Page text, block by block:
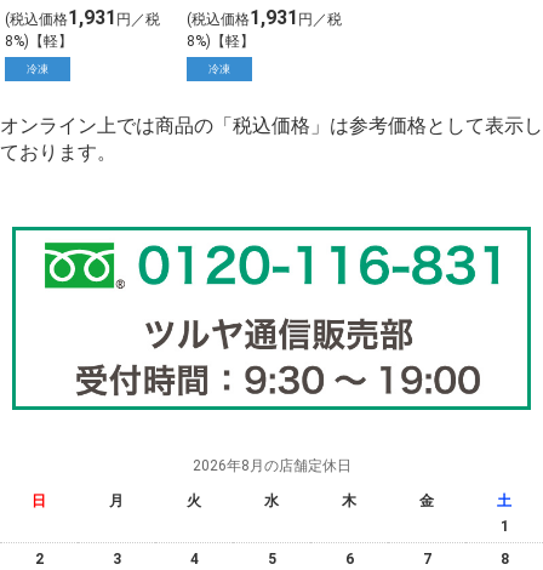
(税込価格1,931 円／税
8%)【軽】
冷凍
(税込価格1,931 円／税
8%)【軽】
冷凍
オンライン上では商品の「税込価格」は参考価格として表示し
ております。
2026年8月の店舗定休日
日 月 火 水 木 金
土
1
2
3 4 5 6 7
8